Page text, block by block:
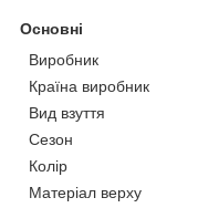
Основні
Виробник
Країна виробник
Вид взуття
Сезон
Колір
Матеріал верху